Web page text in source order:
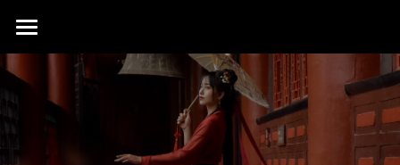
行业成就